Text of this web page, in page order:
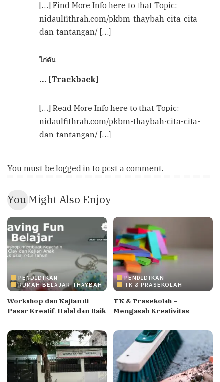
[…] Find More Info here to that Topic:
nidaulfithrah.com/pkbm-thaybah-cita-cita-
dan-tantangan/ […]
ไก่ตัน
… [Trackback]
[…] Read More Info here to that Topic:
nidaulfithrah.com/pkbm-thaybah-cita-cita-
dan-tantangan/ […]
You must be logged in to post a comment.
You Might Also Enjoy
PENDIDIKAN
RUMAH BELAJAR THAYBAH
Workshop dan Kajian di
Pasar Kreatif, Halal dan Baik
PENDIDIKAN
TK & PRASEKOLAH
TK & Prasekolah –
Mengasah Kreativitas